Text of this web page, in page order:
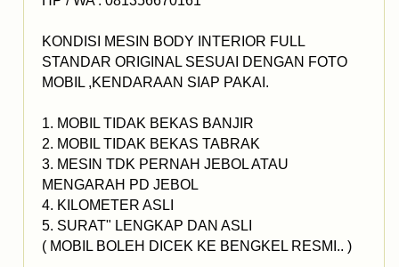
KONDISI MESIN BODY INTERIOR FULL
STANDAR ORIGINAL SESUAI DENGAN FOTO
MOBIL ,KENDARAAN SIAP PAKAI.
1. MOBIL TIDAK BEKAS BANJIR
2. MOBIL TIDAK BEKAS TABRAK
3. MESIN TDK PERNAH JEBOL ATAU
MENGARAH PD JEBOL
4. KILOMETER ASLI
5. SURAT" LENGKAP DAN ASLI
( MOBIL BOLEH DICEK KE BENGKEL RESMI.. )